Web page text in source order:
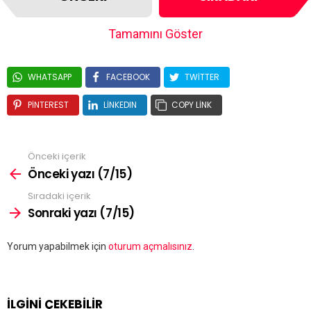
Tamamını Göster
WHATSAPP FACEBOOK TWITTER
PINTEREST LINKEDIN COPY LINK
Önceki içerik
Önceki yazı (7/15)
Sıradaki içerik
Sonraki yazı (7/15)
Bir
Yorum yapabilmek için oturum açmalısınız.
İLGİNİ ÇEKEBİLİR